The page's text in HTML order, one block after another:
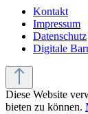
Kontakt
Impressum
Datenschutz
Digitale
Diese Website
bieten zu können.